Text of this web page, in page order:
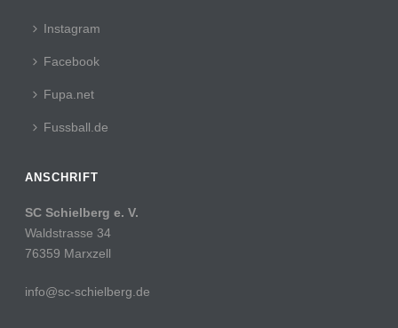
Instagram
Facebook
Fupa.net
Fussball.de
ANSCHRIFT
SC Schielberg e. V.
Waldstrasse 34
76359 Marxzell
info@sc-schielberg.de